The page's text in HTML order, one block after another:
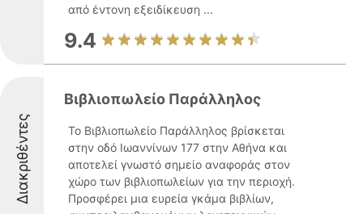
από έντονη εξειδίκευση ...
9.4
Διακριθέντες
Βιβλιοπωλείο Παράλληλος
Το Βιβλιοπωλείο Παράλληλος βρίσκεται
στην οδό Ιωαννίνων 177 στην Αθήνα και
αποτελεί γνωστό σημείο αναφοράς στον
χώρο των βιβλιοπωλείων για την περιοχή.
Προσφέρει μια ευρεία γκάμα βιβλίων,